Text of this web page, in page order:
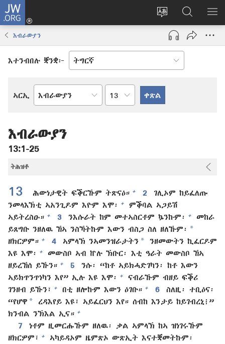
JW.ORG
ቋንቋ
ወብ
ሳይት
እቶ
(opens
window)
ኣብ
JW.ORG
ድለ
እብራውያን
እተንብበሉ ቛንቋ፦
ኣርኢ
መጻሕፍቲ
ምዕራፍ
እብራውያን
13:1-25
ትሕዝቶ
13 ሕውነታዊት ፍቕርኹም ትጽናዕ። + 2
ገሊኦም ከይፈለጡ
ንመላእኽቲ ኣአንጊዶም እዮም እሞ፡
+
ምቕባል ኣጋይሽ
ኣይትረስዑ። + 3 ንእሱራት ከም መተኣስርቶም ኴንኩም፡ +
መከራ
ይጸግቡ ንዘለዉ ኸኣ ንስኻትኩም እውን ብስጋ ስለ ዘለኹም፡ *
ዘክርዎም። + 4 ኣምላኽ ንኣመንዝራታትን *
ንዘመውትን ኪፈርዶም
እዩ እሞ፡
+
መውስቦ ኣብ ኵሉ ኽቡር፡ እቲ ዓራት መውስቦ ኸኣ
ዘይረኸሰ ይኹን። + 5
ንሱ፡ “ከቶ ኣይክሓድገካን፡ ከቶ እውን
ኣይክጥንጥነካን እየ” ኢሉ እዩ እሞ፡
+
ናብራኹም ብዘይ ፍቕሪ
ገንዘብ ይኹን፣
+ በቲ ዘሎኩም እውን ዕገቡ። + 6
ስለዚ፡ ተቢዕና፡
“የሆዋ *
ረዳእየይ እዩ፣ ኣይፈርህን እየ። ሰብከ እንታይ ከይገብረኒ፧”
ክንብል ንኽእል ኢና። +
7
ነቶም ዚመርሑኹም ዘለዉ፡ ቃል ኣምላኽ ከኣ ዝነገሩኹም
ዘክርዎም፣
+
ኣካይዳኦም ዜምጽኦ ውጽኢት እናተቛመትኩም፡